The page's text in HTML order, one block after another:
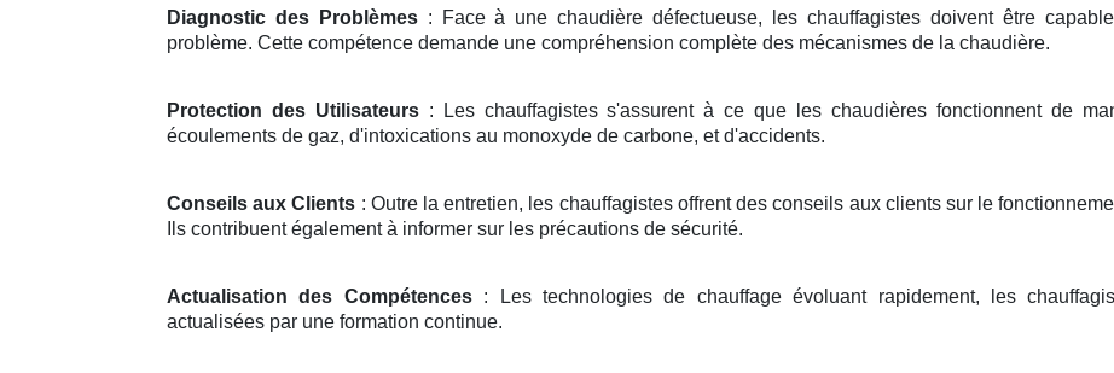
Diagnostic des Problèmes: Face à une chaudière défectueuse, les chauffagistes doivent être
problème. Cette compétence demande une compréhension complète des mécanismes de la chaudière.
Protection des Utilisateurs: Les chauffagistes s'assurent à ce que les chaudières fonctionnent de
écoulements de gaz, d'intoxications au monoxyde de carbone, et d'accidents.
Conseils aux Clients : Outre la entretien, les chauffagistes offrent des conseils aux clients sur le
Ils contribuent également à informer sur les précautions de sécurité.
Actualisation des Compétences: Les technologies de chauffage évoluant rapidement, les
actualisées par une formation continue.